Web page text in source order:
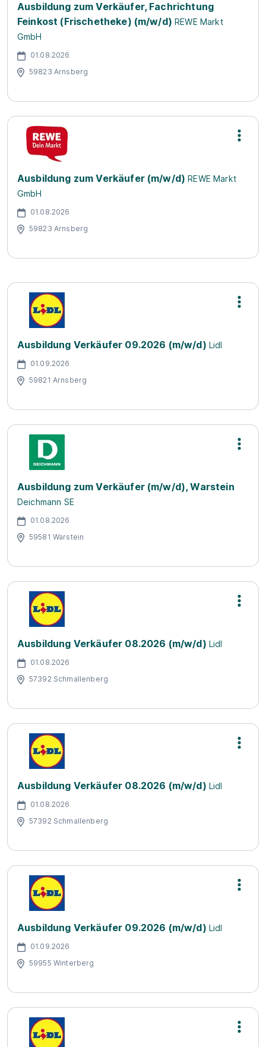
Ausbildung zum Verkäufer, Fachrichtung
Feinkost (Frischetheke) (m/w/d) REWE Markt
GmbH
01.08.2026
59823 Arnsberg
Ausbildung zum Verkäufer (m/w/d) REWE Markt
GmbH
01.08.2026
59823 Arnsberg
Ausbildung Verkäufer 09.2026 (m/w/d) Lidl
01.09.2026
59821 Arnsberg
Ausbildung zum Verkäufer (m/w/d), Warstein
Deichmann SE
01.08.2026
59581 Warstein
Ausbildung Verkäufer 08.2026 (m/w/d) Lidl
01.08.2026
57392 Schmallenberg
Ausbildung Verkäufer 08.2026 (m/w/d) Lidl
01.08.2026
57392 Schmallenberg
Ausbildung Verkäufer 09.2026 (m/w/d) Lidl
01.09.2026
59955 Winterberg